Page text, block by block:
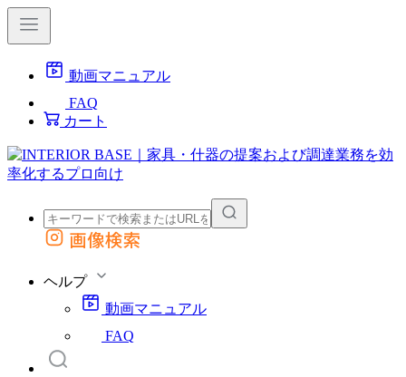
動画マニュアル
FAQ
カート
外部サイトの商品をカートに追加
画像検索
ヘルプ
動画マニュアル
FAQ